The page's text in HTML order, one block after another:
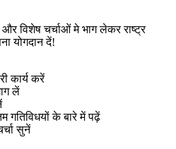
विशेष चर्चाओं मे भाग लेकर राष्ट्र
योगदान दें!
कार्य करें
लें
गतिविधयों के बारे में पढ़ें
सुनें